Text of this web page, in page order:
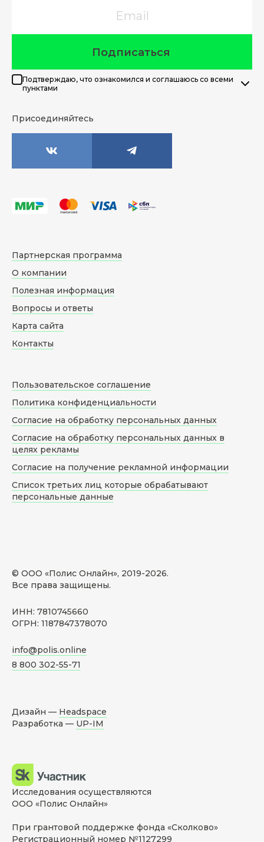
Подписаться
Подтверждаю, что ознакомился и соглашаюсь со всеми
пунктами
Присоединяйтесь
© ООО «Полис Онлайн», 2019-2026.
Все права защищены.
ИНН: 7810745660
ОГРН: 1187847378070
info@polis.online
8 800 302-55-71
Партнерская программа
О компании
Полезная информация
Вопросы и ответы
Карта сайта
Контакты
Пользовательское соглашение
Политика конфиденциальности
Согласие на обработку персональных данных
Согласие на обработку персональных данных в
целях рекламы
Согласие на получение рекламной информации
Список третьих лиц которые обрабатывают
персональные данные
Дизайн — Headspace
Разработка — UP-IM
Исследования осуществляются
ООО «Полис Онлайн»
При грантовой поддержке фонда «Сколково»
Регистрационный номер №1127299